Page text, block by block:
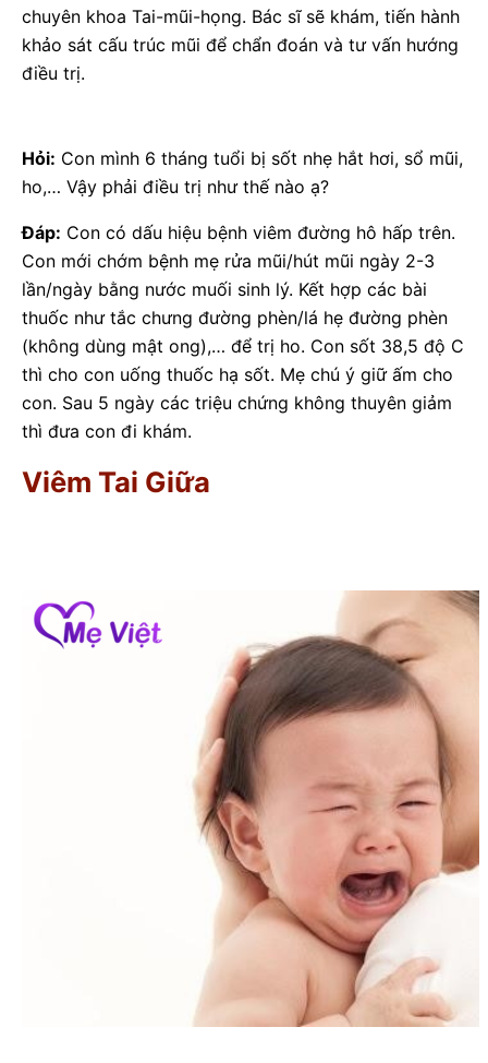
chuyên khoa Tai-mũi-họng. Bác sĩ sẽ khám, tiến hành
khảo sát cấu trúc mũi để chẩn đoán và tư vấn hướng
điều trị.
Hỏi: Con mình 6 tháng tuổi bị sốt nhẹ hắt hơi, sổ mũi,
ho,… Vậy phải điều trị như thế nào ạ?
Đáp: Con có dấu hiệu bệnh viêm đường hô hấp trên.
Con mới chớm bệnh mẹ rửa mũi/hút mũi ngày 2-3
lần/ngày bằng nước muối sinh lý. Kết hợp các bài
thuốc như tắc chưng đường phèn/lá hẹ đường phèn
(không dùng mật ong),… để trị ho. Con sốt 38,5 độ C
thì cho con uống thuốc hạ sốt. Mẹ chú ý giữ ấm cho
con. Sau 5 ngày các triệu chứng không thuyên giảm
thì đưa con đi khám.
Viêm Tai Giữa